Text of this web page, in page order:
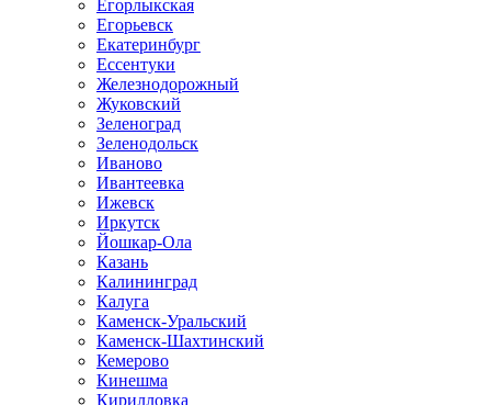
Егорлыкская
Егорьевск
Екатеринбург
Ессентуки
Железнодорожный
Жуковский
Зеленоград
Зеленодольск
Иваново
Ивантеевка
Ижевск
Иркутск
Йошкар-Ола
Казань
Калининград
Калуга
Каменск-Уральский
Каменск-Шахтинский
Кемерово
Кинешма
Кирилловка